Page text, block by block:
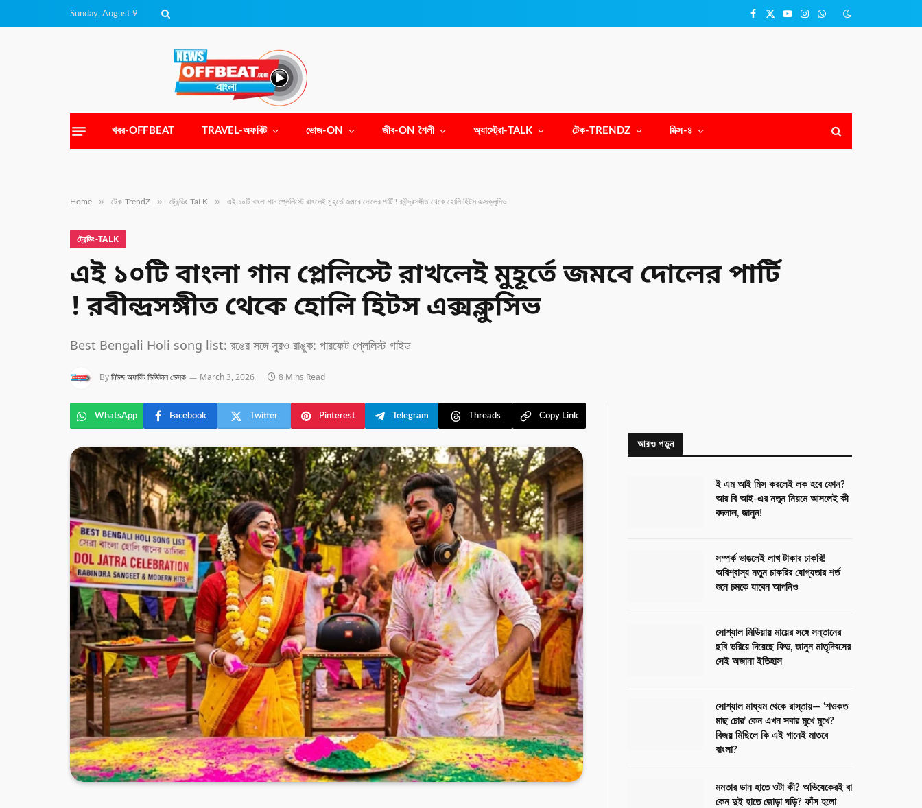
Sunday, August 9
Facebook
X
YouTubeInstagram
WhatsApp
খবর-OFFBEAT TRAVEL-অফবিট ভোজ-ON জীব-ON শৈলী অ্যাস্ট্রো-TALK টেক-TRENDZ মিক্স-৪
Home » টেক-TrendZ » ট্রেন্ডিং-TaLK » এই ১০টি বাংলা গান প্লেলিস্টে রাখলেই মুহূর্তে জমবে দোলের পার্টি ! রবীন্দ্রসঙ্গীত থেকে হোলি হিটস এক্সক্লুসিভ
ট্রেন্ডিং-TALK
এই ১০টি বাংলা গান প্লেলিস্টে রাখলেই মুহূর্তে জমবে দোলের পার্টি
! রবীন্দ্রসঙ্গীত থেকে হোলি হিটস এক্সক্লুসিভ
Best Bengali Holi song list: রঙের সঙ্গে সুরও রাঙুক: পারফেক্ট প্লেলিস্ট গাইড
Byনিউজ অফবিট ডিজিটাল ডেস্ক March 3, 2026 8 Mins Read
WhatsApp Facebook Twitter Pinterest Telegram Threads Copy Link
আরও পড়ুন
ই এম আই মিস করলেই লক হবে ফোন?
আর বি আই-এর নতুন নিয়মে আসলেই কী
বদলাল, জানুন!
সম্পর্ক ভাঙলেই লাখ টাকার চাকরি!
অবিশ্বাস্য নতুন চাকরির যোগ্যতার শর্ত
শুনে চমকে যাবেন আপনিও
সোশ্যাল মিডিয়ায় মায়ের সঙ্গে সন্তানের
ছবি ভরিয়ে দিয়েছে ফিড, জানুন মাতৃদিবসের
সেই অজানা ইতিহাস
সোশ্যাল মাধ্যম থেকে রাস্তায়— ‘শওকত
মাছ চোর’ কেন এখন সবার মুখে মুখে?
বিজয় মিছিলে কি এই গানেই মাতবে
বাংলা?
মমতার ডান হাতে ওটা কী? অভিষেকেরই বা
কেন দুই হাতে জোড়া ঘড়ি? ফাঁস হলো